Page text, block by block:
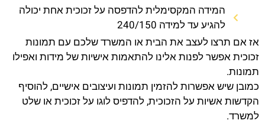
המידה המקסימלית להדפסה על זכוכית אחת יכולה
להגיע עד למידה 240/150
אז אם תרצו לעצב את הבית או המשרד שלכם עם תמונות
זכוכית אפשר לפנות אלינו להתאמות אישיות של מידות ואפילו
תמונות.
כמובן שיש אפשרות להזמין תמונות ועיצובים אישיים, להוסיף
הקדשות אשיות על הזכוכית, להדפיס לוגו על זכוכית או שלט
למשרד.